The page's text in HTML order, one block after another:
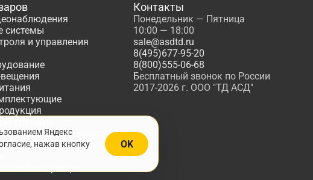
системы
и управления
Инструменты
пожарной
Контакты
Понедельник — Пятница
10:00 — 18:00
sale@asdtd.ru
8(495)677-95-20
8(800)555-06-68
Бесплатный звонок по России
2017-2026 г. ООО "ТД АСД"
Яндекс
нажав кнопку
OK